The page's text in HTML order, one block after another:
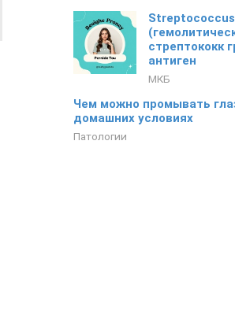
стрептококк
антиген
МКБ
Чем можно промывать
домашних условиях
Патологии